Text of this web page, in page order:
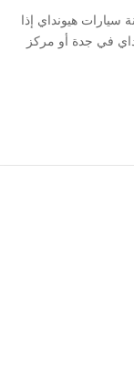
سيارات هيونداي إذا
في جدة أو مركز